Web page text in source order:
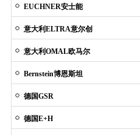
EUCHNER安士能
意大利ELTRA意尔创
意大利OMAL欧马尔
Bernstein博恩斯坦
德国GSR
德国E+H